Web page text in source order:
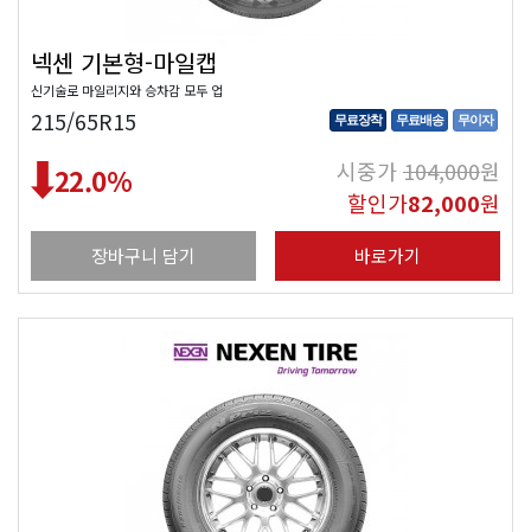
넥센 기본형-마일캡
신기술로 마일리지와 승차감 모두 업
215/65R15 무료장착 무료배송 무이자
22.0% 시중가104,000원
할인가82,000원
장바구니 담기 바로가기